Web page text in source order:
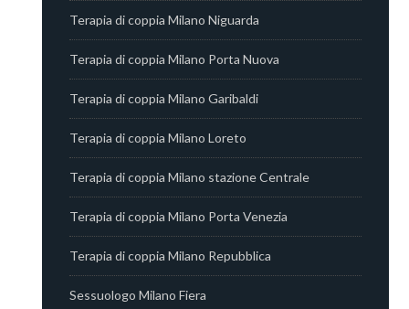
Terapia di coppia Milano Niguarda
Terapia di coppia Milano Porta Nuova
Terapia di coppia Milano Garibaldi
Terapia di coppia Milano Loreto
Terapia di coppia Milano stazione Centrale
Terapia di coppia Milano Porta Venezia
Terapia di coppia Milano Repubblica
Sessuologo Milano Fiera